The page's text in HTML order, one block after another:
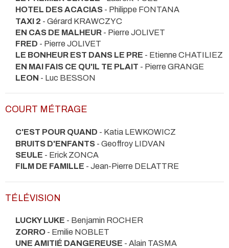
HOTEL DES ACACIAS - Philippe FONTANA
TAXI 2 - Gérard KRAWCZYC
EN CAS DE MALHEUR - Pierre JOLIVET
FRED - Pierre JOLIVET
LE BONHEUR EST DANS LE PRE - Etienne CHATILIEZ
EN MAI FAIS CE QU'IL TE PLAIT - Pierre GRANGE
LEON - Luc BESSON
COURT MÉTRAGE
C'EST POUR QUAND - Katia LEWKOWICZ
BRUITS D'ENFANTS - Geoffroy LIDVAN
SEULE - Erick ZONCA
FILM DE FAMILLE - Jean-Pierre DELATTRE
TÉLÉVISION
LUCKY LUKE - Benjamin ROCHER
ZORRO - Emilie NOBLET
UNE AMITIÉ DANGEREUSE - Alain TASMA